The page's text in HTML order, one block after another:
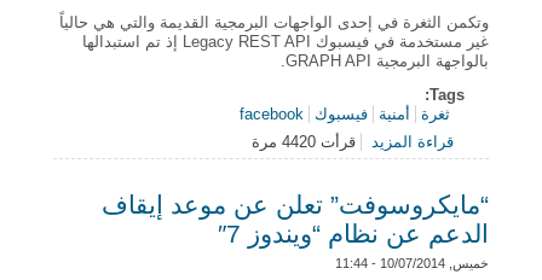
وتكمن الثغرة في إحدى الواجهات البرمجية القديمة والتي هي حالياً
غير مستخدمة في فيسبوك Legacy REST API إذ تم استبدالها
بالواجهة البرمجية GRAPH API.
Tags:
ثغرة
أمنية فيسبوك
facebook
قراءة المزيد
حول باحث أمني يكشف تفاصيل ثغرة خطيرة في
facebook تتيح اختراق أي حساب
قرأت 4420 مرة
“مايكروسوفت” تعلن عن موعد إيقاف
الدعم عن نظام “ويندوز 7″
خميس, 10/07/2014 - 11:44